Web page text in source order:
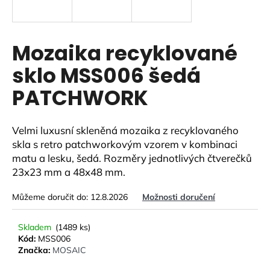
Mozaika recyklované
sklo MSS006 šedá
PATCHWORK
Velmi luxusní skleněná mozaika z recyklovaného
skla s retro patchworkovým vzorem v kombinaci
matu a lesku, šedá. Rozměry jednotlivých čtverečků
23x23 mm a 48x48 mm.
Můžeme doručit do: 12.8.2026 Možnosti doručení
Skladem (1489 ks)
Kód: MSS006
Značka: MOSAIC
í
t
?
HLEDAT
D
o
p
o